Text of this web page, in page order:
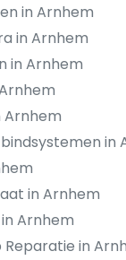
in Arnhem
in Arnhem
in Arnhem
Arnhem
in
in Arnhem
Arnhem
in